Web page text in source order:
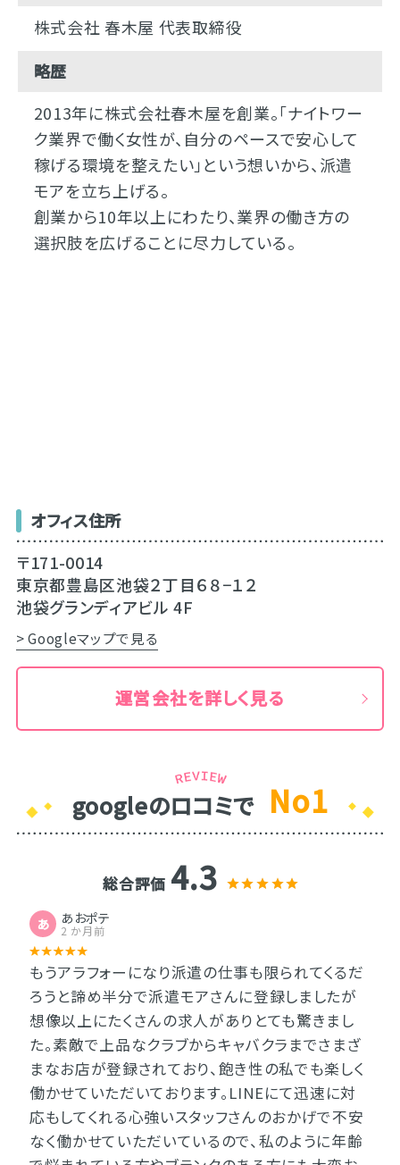
株式会社 春木屋 代表取締役
略歴
2013年に株式会社春木屋を創業。「ナイトワー
ク業界で働く女性が、自分のペースで安心して
稼げる環境を整えたい」という想いから、派遣
モアを立ち上げる。
創業から10年以上にわたり、業界の働き方の
選択肢を広げることに尽力している。
オフィス住所
〒171-0014
東京都豊島区池袋２丁目６８−１２
池袋グランディアビル 4F
> Googleマップで見る
運営会社を詳しく見る
googleのロコミで No1
総合評価 4.3
あ あおポテ
2 か月前
もうアラフォーになり派遣の仕事も限られてくるだ
ろうと諦め半分で派遣モアさんに登録しましたが
想像以上にたくさんの求人がありとても驚きまし
た。素敵で上品なクラブからキャバクラまでさまざ
まなお店が登録されており、飽き性の私でも楽しく
働かせていただいております。LINEにて迅速に対
応もしてくれる心強いスタッフさんのおかげで不安
なく働かせていただいているので、私のように年齢